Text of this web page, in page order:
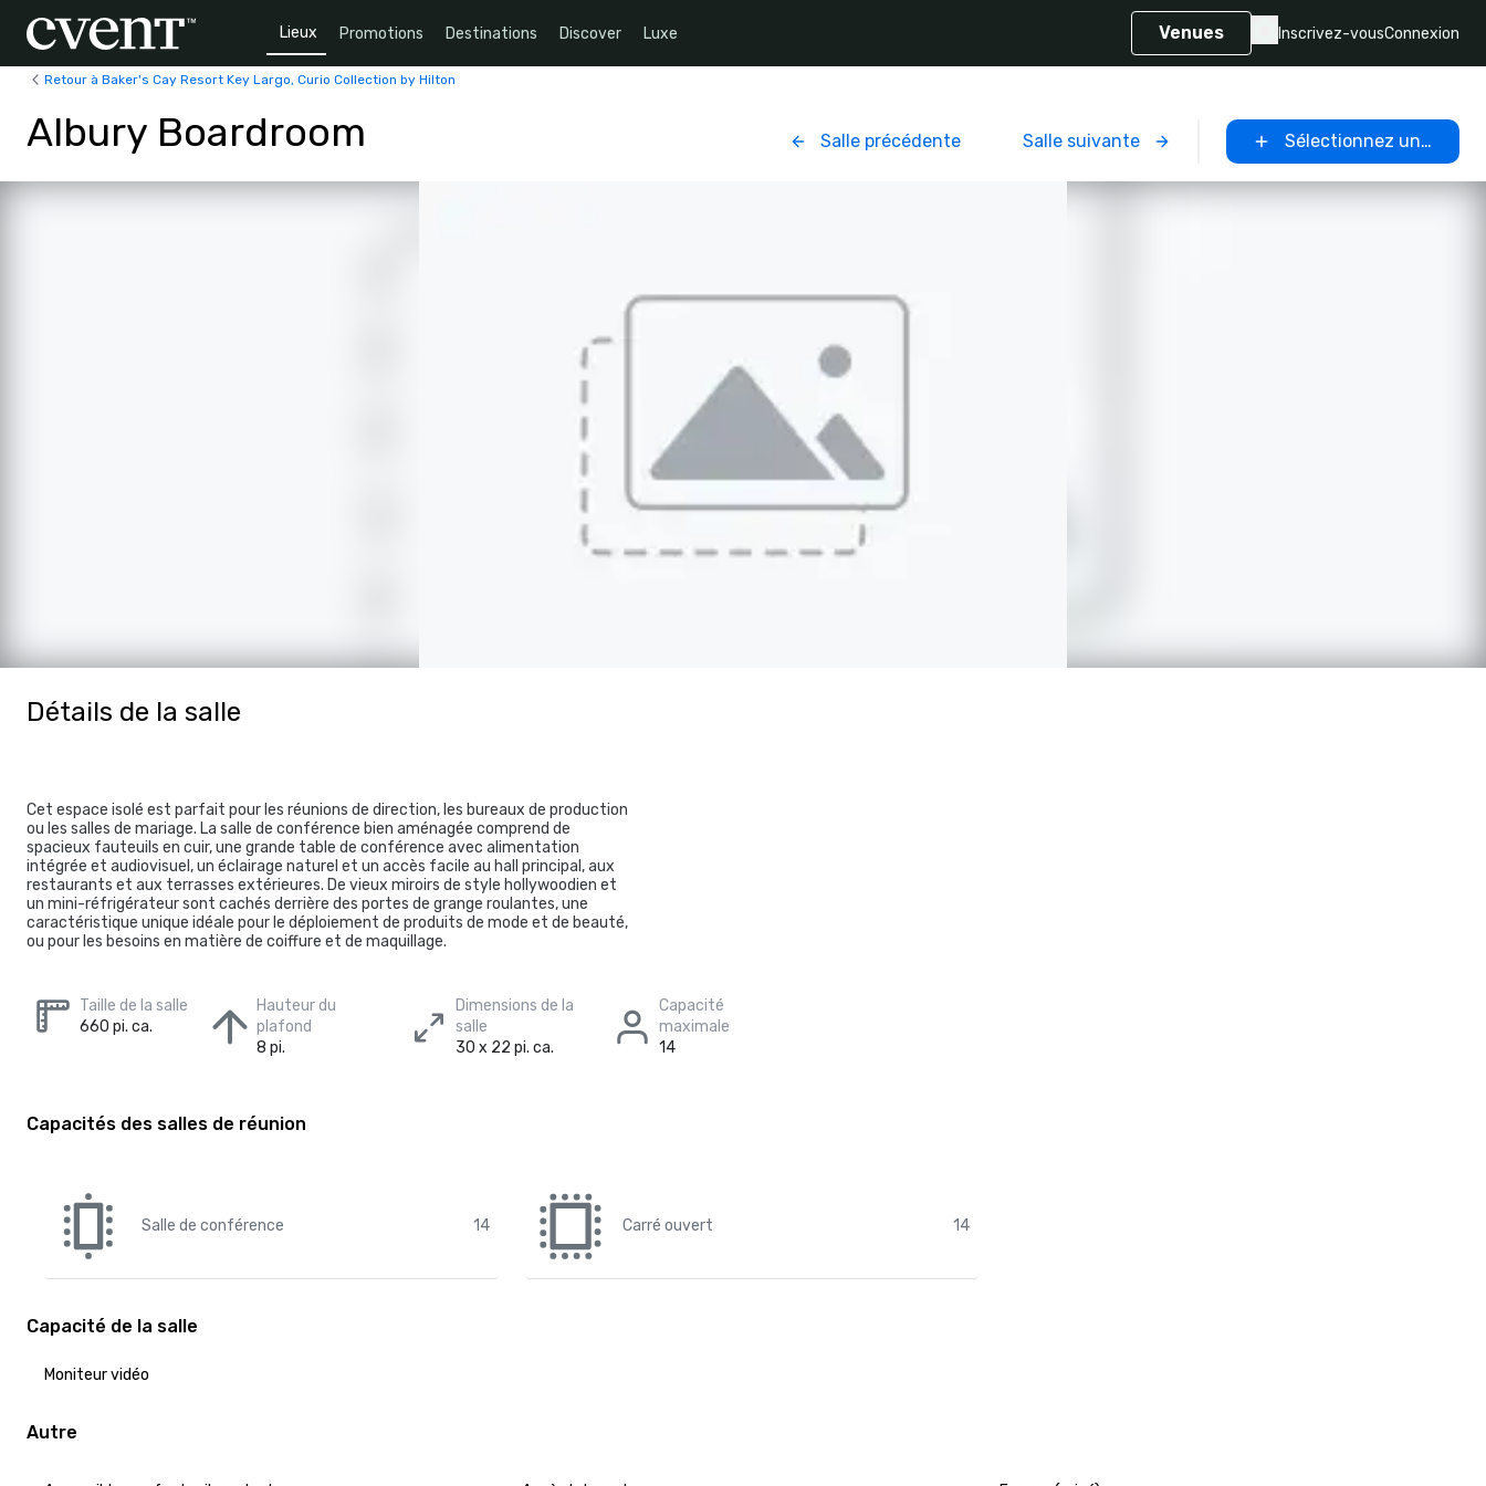
Lieux Promotions Destinations Discover Luxe Venues Inscrivez-vousConnexion
Retour à Baker's Cay Resort Key Largo, Curio Collection by Hilton
Albury Boardroom Salle précédente Salle suivante Sélectionnez un lieu
Détails de la salle
Cet espace isolé est parfait pour les réunions de direction, les bureaux de production
ou les salles de mariage. La salle de conférence bien aménagée comprend de
spacieux fauteuils en cuir, une grande table de conférence avec alimentation
intégrée et audiovisuel, un éclairage naturel et un accès facile au hall principal, aux
restaurants et aux terrasses extérieures. De vieux miroirs de style hollywoodien et
un mini-réfrigérateur sont cachés derrière des portes de grange roulantes, une
caractéristique unique idéale pour le déploiement de produits de mode et de beauté,
ou pour les besoins en matière de coiffure et de maquillage.
Taille de la salle
660 pi. ca.
Hauteur du
plafond
8 pi.
Dimensions de la
salle
30 x 22 pi. ca.
Capacité
maximale
14
Capacités des salles de réunion
Salle de conférence 14 Carré ouvert 14
Capacité de la salle
Moniteur vidéo
Autre